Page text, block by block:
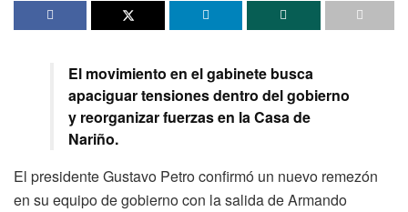
El movimiento en el gabinete busca
apaciguar tensiones dentro del gobierno
y reorganizar fuerzas en la Casa de
Nariño.
El presidente Gustavo Petro confirmó un nuevo remezón
en su equipo de gobierno con la salida de Armando